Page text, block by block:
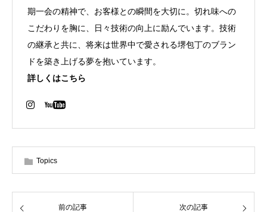
期一会の精神で、お客様との瞬間を大切に。切れ味への
こだわりを胸に、日々技術の向上に励んでいます。技術
の継承と共に、将来は世界中で愛される堺包丁のブラン
ドを築き上げる夢を抱いています。
詳しくはこちら
Topics
前の記事 次の記事